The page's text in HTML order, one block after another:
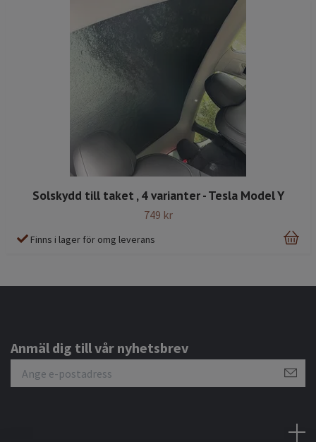
Solskydd till taket , 4 varianter - Tesla Model Y
749 kr
Finns i lager för omg leverans
Anmäl dig till vår nyhetsbrev